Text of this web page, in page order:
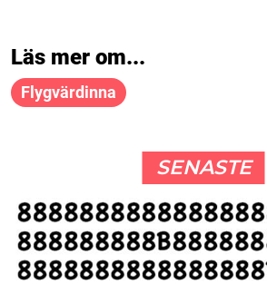
Läs mer om...
Flygvärdinna
SENASTE